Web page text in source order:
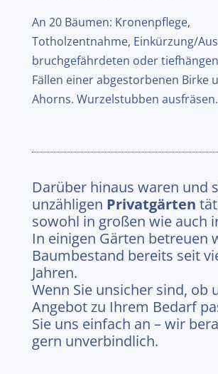
An 20 Bäumen: Kronenpflege,
Totholzentnahme, Einkürzung/
bruchgefährdeten oder
Fällen einer abgestorbenen Birke
Ahorns. Wurzelstubben ausfräsen.
Darüber hinaus waren und
unzähligen Privatgärten
sowohl in großen wie auch
In einigen Gärten betreuen
Baumbestand bereits seit
Jahren.
Wenn Sie unsicher sind, ob
Angebot zu Ihrem Bedarf
Sie uns einfach an – wir
gern unverbindlich.